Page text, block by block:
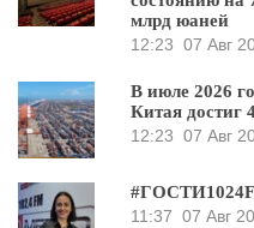
млрд юаней
12:23 07 Авг
В июле 2026
Китая достиг
12:23 07 Авг
11:37 07 Авг